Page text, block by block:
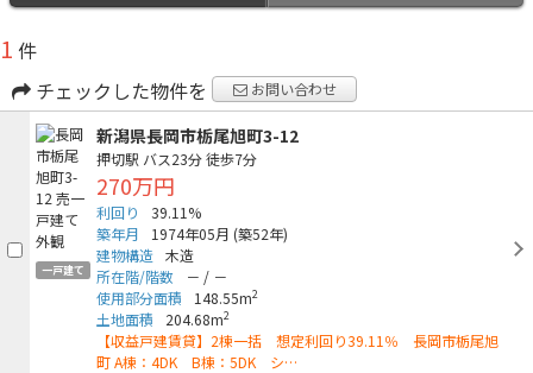
1 件
チェックした物件を
お問い合わせ
一戸建て
新潟県長岡市栃尾旭町3-12
押切駅 バス23分徒歩7分
270万円
利回り
39.11%
築年月
1974年05月 (築52年)
建物構造 木造
所在階/階数
－ / －
使用部分面積
148.55m2
土地面積 204.68m2
【収益戸建賃貸】2棟一括 想定利回り39.11％ 長岡市栃尾旭
町 A棟：4DK B棟：5DK シ…